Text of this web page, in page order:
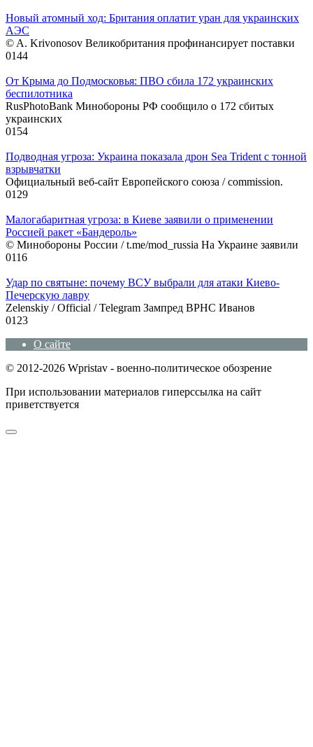
Новый атомный ход: Британия оплатит уран для украинских
АЭС
© A. Krivonosov Великобритания профинансирует поставки
0144
От Крыма до Подмосковья: ПВО сбила 172 украинских
беспилотника
RusPhotoBank Минобороны РФ сообщило о 172 сбитых
украинских
0154
Подводная угроза: Украина показала дрон Sea Trident с тонной
взрывчатки
Официальный веб-сайт Европейского союза / commission.
0129
Малогабаритная угроза: в Киеве заявили о применении
Россией ракет «Бандероль»
© Минобороны России / t.me/mod_russia На Украине заявили
0116
Удар по святыне: почему ВСУ выбрали для атаки Киево-
Печерскую лавру
Zеlеnskiу / Оfficiаl / Telegram Зампред ВРНС Иванов
0123
О сайте
© 2012-2026 Wpristav - военно-политическое обозрение
При использовании материалов гиперссылка на сайт
приветствуется